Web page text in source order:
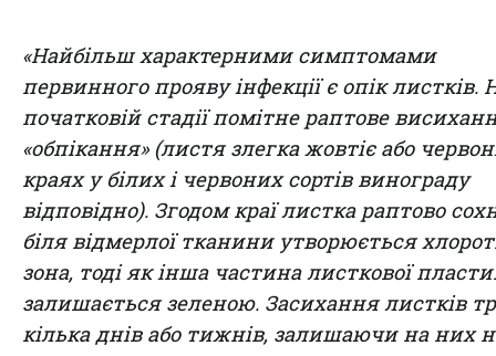
«Найбільш характерними симптомами
первинного прояву інфекції є опік листків.
початковій стадії помітне раптове
«обпікання» (листя злегка жовтіє або
краях у білих і червоних сортів винограду
відповідно). Згодом краї листка раптово
біля відмерлої тканини утворюється
зона, тоді як інша частина листкової
залишається зеленою. Засихання листків
кілька днів або тижнів, залишаючи на них